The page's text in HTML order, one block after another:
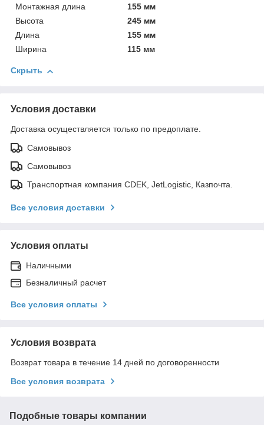
Монтaжнaя длинa
155 мм
Высота
245 мм
Длина
155 мм
Ширина
115 мм
Скрыть
Условия доставки
Доставка осуществляется только по предоплате.
Самовывоз
Самовывоз
Транспортная компания CDEK, JetLogistic, Казпочта.
Все условия доставки
Условия оплаты
Наличными
Безналичный расчет
Все условия оплаты
Условия возврата
Возврат товара в течение 14 дней по договоренности
Все условия возврата
Подобные товары компании